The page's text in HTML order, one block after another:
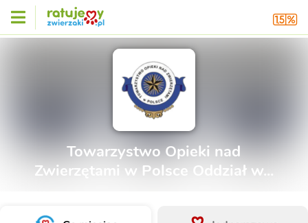
Towarzystwo Opieki nad
Zwierzętami w Polsce Oddział w...